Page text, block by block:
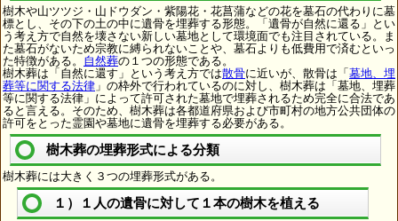
樹木や山ツツジ・山ドウダン・紫陽花・花菖蒲などの花を墓石の代わりに墓
標とし、その下の土の中に遺骨を埋葬する形態。「遺骨が自然に還る」とい
う考え方で自然を壊さない新しい墓地として環境面でも注目されている。ま
た墓石がないため宗教に縛られないことや、墓石よりも低費用で済むといっ
た特徴がある。 自然葬の１つの形態である。
樹木葬は「自然に還す」という考え方では散骨に近いが、散骨は「 墓地、埋
葬等に関する法律 」の枠外で行われているのに対し、樹木葬は「墓地、埋葬
等に関する法律」によって許可された墓地で埋葬されるため完全に合法であ
ると言える。そのため、樹木葬は各都道府県および市町村の地方公共団体の
許可をとった霊園や墓地に遺骨を埋葬する必要がある。
樹木葬の埋葬形式による分類
樹木葬には大きく３つの埋葬形式がある。
１）１人の遺骨に対して１本の樹木を植える